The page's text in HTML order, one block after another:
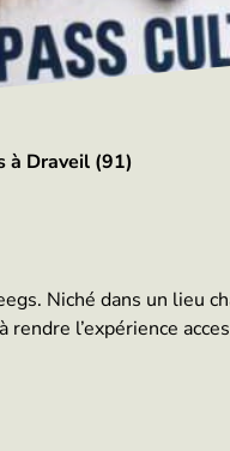
à Draveil (91)
Niché dans un lieu
l’expérience